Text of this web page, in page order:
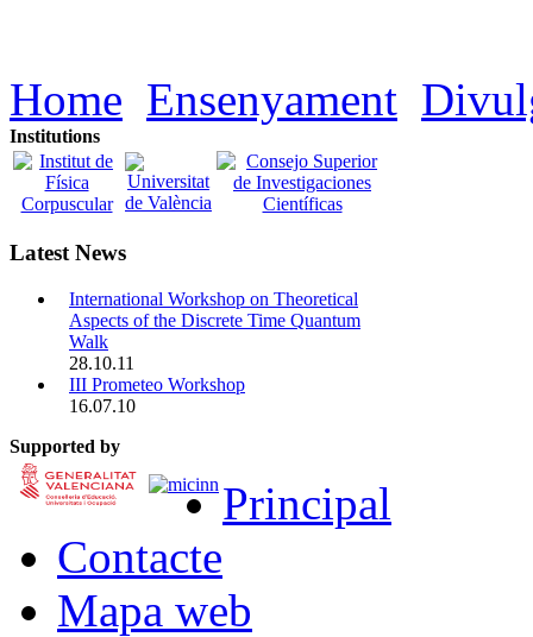
Home Ensenyament
Institutions
Latest News
International Workshop on Theoretical
Aspects of the Discrete Time Quantum
Walk
28.10.11
III Prometeo Workshop
16.07.10
Supported by
Principal
Contacte
Mapa web